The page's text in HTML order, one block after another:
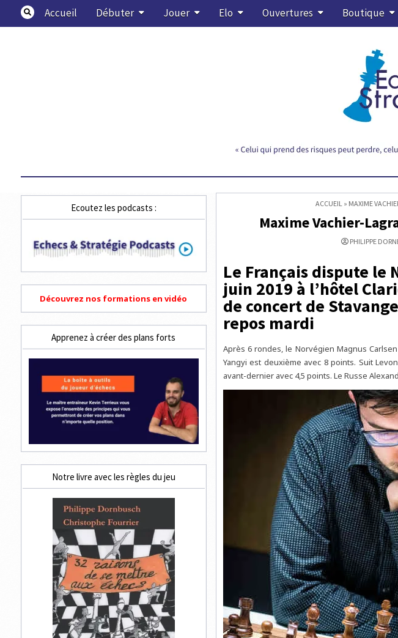
content
Accueil Débuter Jouer Elo Ouvertures Boutique
ACCUEIL» MAXIME
Maxime Vachier-
PHILIPPE
Le Français dispute le
juin 2019 à l’hôtel
de concert de
repos mardi
Après 6 rondes, le Norvégien Magnus
Yangyi est deuxième avec 8 points. Suit
avant-dernier avec 4,5 points. Le Russe
Ecoutez les podcasts :
Découvrez nos formations en vidéo
Apprenez à créer des plans forts
Notre livre avec les règles du jeu